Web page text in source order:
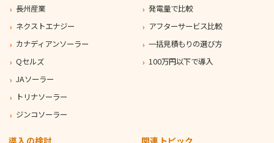
長州産業
ネクストエナジー
カナディアンソーラー
Qセルズ
JAソーラー
トリナソーラー
ジンコソーラー
発電量で比較
アフターサービス比較
一括見積もりの選び方
100万円以下で導入